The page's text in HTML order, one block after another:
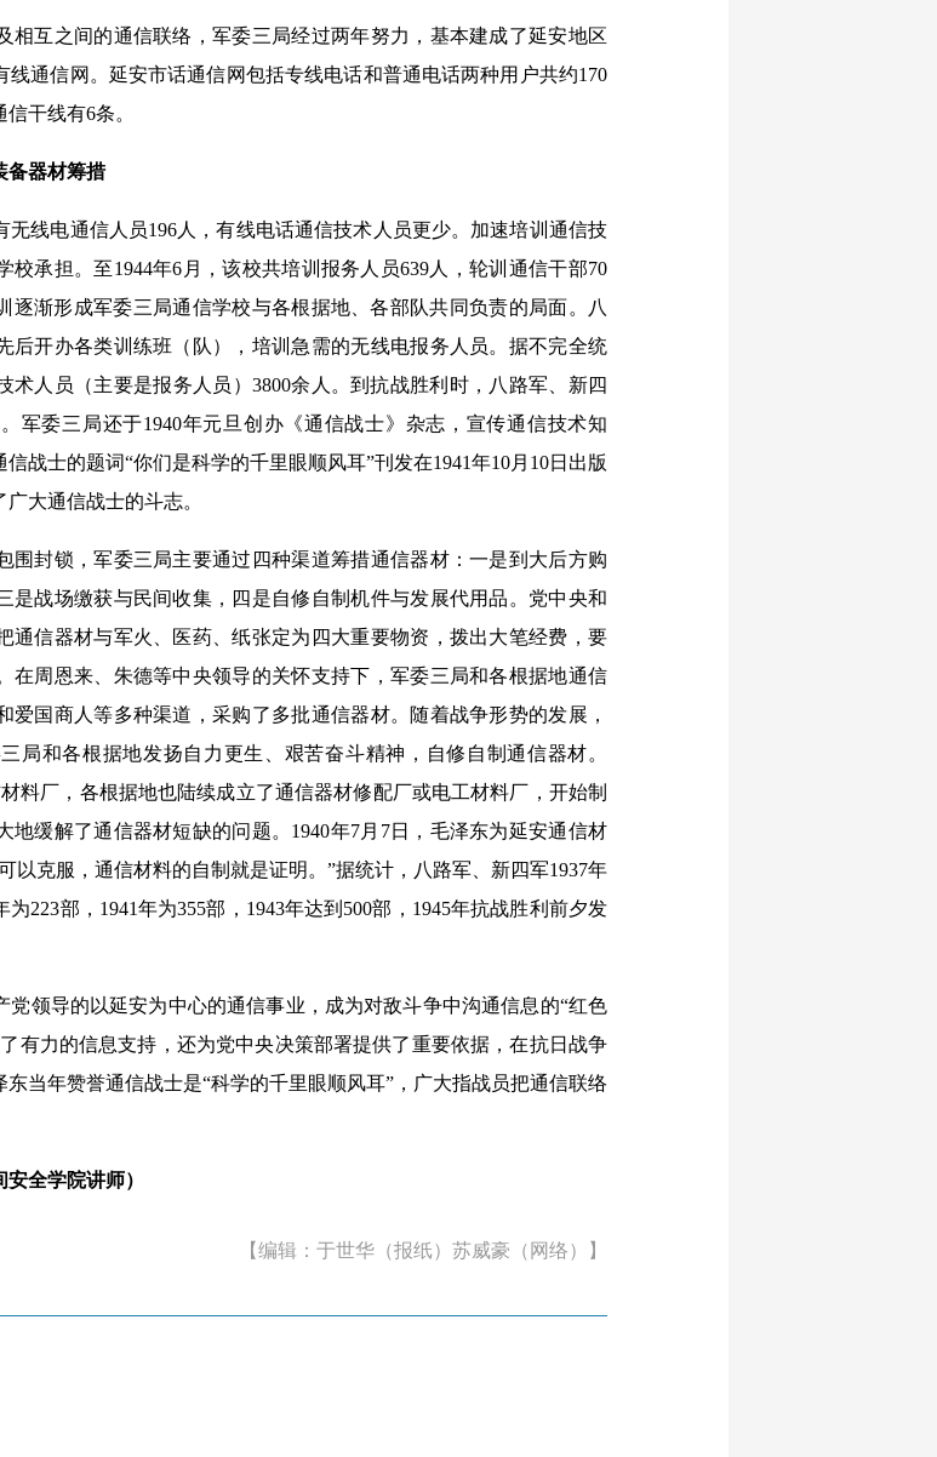
互之间的通信联络，军委三局经过两年努力，基本建成了延安地区
通信网。延安市话通信网包括专线电话和普通电话两种用户共约170
干线有6条。
备器材筹措
电通信人员196人，有线电话通信技术人员更少。加速培训通信技
承担。至1944年6月，该校共培训报务人员639人，轮训通信干部70
逐渐形成军委三局通信学校与各根据地、各部队共同负责的局面。八
后开办各类训练班（队），培训急需的无线电报务人员。据不完全统
术人员（主要是报务人员）3800余人。到抗战胜利时，八路军、新四
军委三局还于1940年元旦创办《通信战士》杂志，宣传通信技术知
战士的题词“你们是科学的千里眼顺风耳”刊发在1941年10月10日出版
大通信战士的斗志。
封锁，军委三局主要通过四种渠道筹措通信器材：一是到大后方购
是战场缴获与民间收集，四是自修自制机件与发展代用品。党中央和
通信器材与军火、医药、纸张定为四大重要物资，拨出大笔经费，要
在周恩来、朱德等中央领导的关怀支持下，军委三局和各根据地通信
爱国商人等多种渠道，采购了多批通信器材。随着战争形势的发展，
局和各根据地发扬自力更生、艰苦奋斗精神，自修自制通信器材。
料厂，各根据地也陆续成立了通信器材修配厂或电工材料厂，开始制
地缓解了通信器材短缺的问题。1940年7月7日，毛泽东为延安通信材
以克服，通信材料的自制就是证明。”据统计，八路军、新四军1937年
223部，1941年为355部，1943年达到500部，1945年抗战胜利前夕发
领导的以延安为中心的通信事业，成为对敌斗争中沟通信息的“红色
有力的信息支持，还为党中央决策部署提供了重要依据，在抗日战争
当年赞誉通信战士是“科学的千里眼顺风耳”，广大指战员把通信联络
全学院讲师）
【编辑：于世华（报纸）苏威豪（网络）】